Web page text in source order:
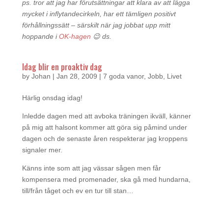
ps. tror att jag har förutsättningar att klara av att lägga
mycket i inflytandecirkeln, har ett tämligen positivt
förhållningssätt – särskilt när jag jobbat upp mitt
hoppande iOK-hagen 😉 ds.
Idag blir en proaktiv dag
by Johan | Jan 28, 2009 | 7 goda vanor, Jobb, Livet
Härlig onsdag idag!
Inledde dagen med att avboka träningen ikväll, känner
på mig att halsont kommer att göra sig påmind under
dagen och de senaste åren respekterar jag kroppens
signaler mer.
Känns inte som att jag vässar sågen men får
kompensera med promenader, ska gå med hundarna,
till/från tåget och ev en tur till stan…